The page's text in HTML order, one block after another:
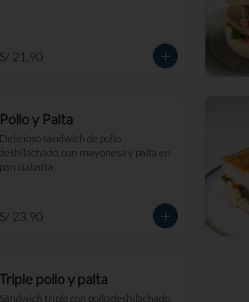
S/ 21.90
Pollo y Palta
Delicioso sándwich de pollo
deshilachado, con mayonesa y palta en
pan ciabatta
S/ 23.90
Triple pollo y palta
Sándwich triple con pollo deshilachado,